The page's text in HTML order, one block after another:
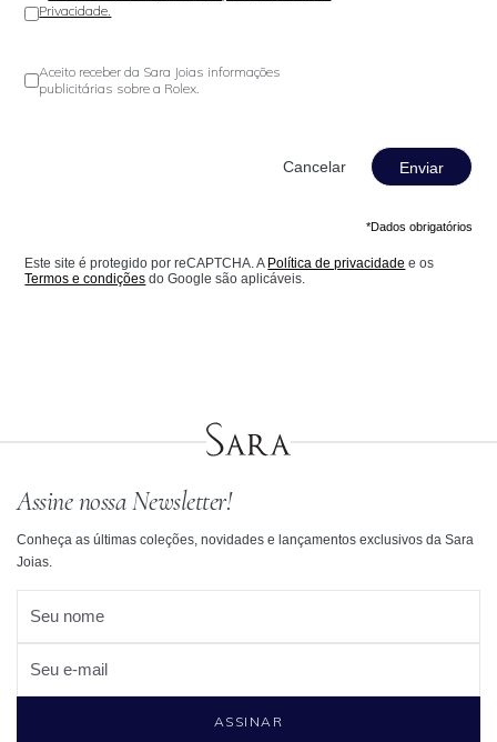
Privacidade.
Aceito receber da Sara Joias informações
publicitárias sobre a Rolex.
Enviar
*Dados obrigatórios
Este site é protegido por reCAPTCHA. A Política de privacidade e os
Termos e condições do Google são aplicáveis.
Assine nossa Newsletter!
Conheça as últimas coleções, novidades e lançamentos exclusivos da Sara
Joias.
Seu nome
Seu e-mail
ASSINAR